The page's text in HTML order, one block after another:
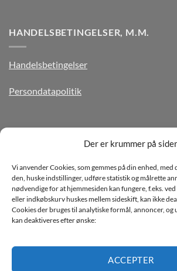
Der er krummer på
Vi anvender Cookies, som gemmes på din enhed,
den, huske indstillinger, udføre statistik og målrette
nødvendige for at hjemmesiden kan fungere, f.eks.
eller indkøbskurv huskes mellem sideskift, kan ikke
Cookies der bruges til analytiske formål, annoncer,
kan deaktiveres efter ønske:
ACCEPTER
HANDELSBETINGELSER, M.M.
Handelsbetingelser
Persondatapolitik
Læs